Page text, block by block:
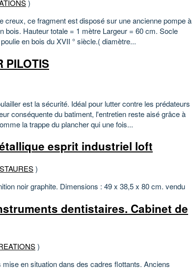
)
creux, ce fragment est disposé sur une ancienne pompe à
bois. Hauteur totale = 1 mètre Largeur = 60 cm. Socle
en bois du XVII ° siècle.( diamètre...
PILOTIS
est la sécurité. Idéal pour lutter contre les prédateurs
conséquente du batiment, l'entretien reste aisé grâce à
la trappe du plancher qui une fois...
esprit industriel loft
)
noir graphite. Dimensions : 49 x 38,5 x 80 cm. vendu
dentistaires. Cabinet de
)
en situation dans des cadres flottants. Anciens